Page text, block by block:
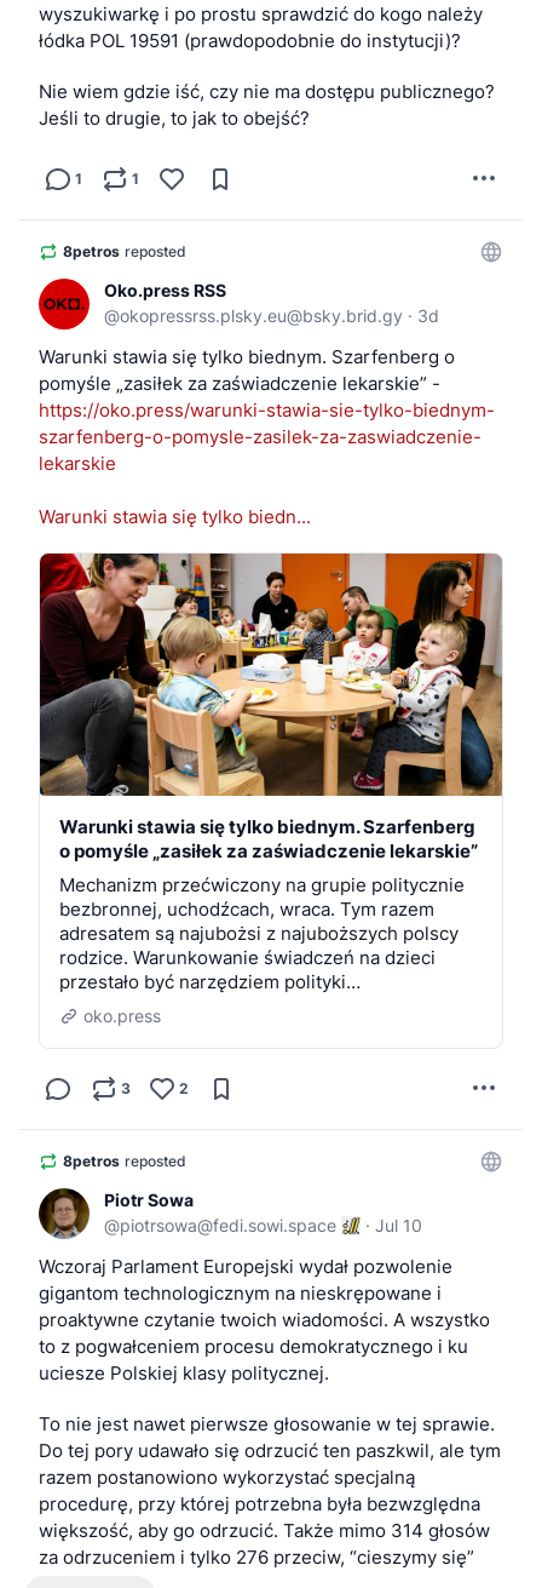
wyszukiwarkę i po prostu sprawdzić do kogo należy
łódka POL 19591 (prawdopodobnie do instytucji)?
Nie wiem gdzie iść, czy nie ma dostępu publicznego?
Jeśli to drugie, to jak to obejść?
1 1
8petros reposted
Oko.press RSS
@okopressrss.plsky.eu@bsky.brid.gy · 3d
Warunki stawia się tylko biednym. Szarfenberg o
https://oko.press/warunki-stawia-sie-tylko-biednym-
szarfenberg-o-pomysle-zasilek-za-zaswiadczenie-
lekarskie
Warunki stawia się tylko biedn...
Warunki stawia się tylko biednym. Szarfenberg
o pomyśle „zasiłek za zaświadczenie lekarskie”
Mechanizm przećwiczony na grupie politycznie
bezbronnej, uchodźcach, wraca. Tym razem
adresatem są najubożsi z najuboższych polscy
rodzice. Warunkowanie świadczeń na dzieci
przestało być narzędziem polityki…
oko.press
3 2
8petros reposted
Piotr Sowa
@piotrsowa@fedi.sowi.space · Jul 10
Wczoraj Parlament Europejski wydał pozwolenie
gigantom technologicznym na nieskrępowane i
proaktywne czytanie twoich wiadomości. A wszystko
to z pogwałceniem procesu demokratycznego i ku
uciesze Polskiej klasy politycznej.
To nie jest nawet pierwsze głosowanie w tej sprawie.
Do tej pory udawało się odrzucić ten paszkwil, ale tym
razem postanowiono wykorzystać specjalną
procedurę, przy której potrzebna była bezwzględna
większość, aby go odrzucić. Także mimo 314 głosów
za odrzuceniem i tylko 276 przeciw, “cieszymy się”